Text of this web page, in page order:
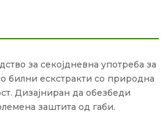
за секојдневна употреба за
билни ескстракти со природна
Дизајниран да обезбеди
заштита од габи.